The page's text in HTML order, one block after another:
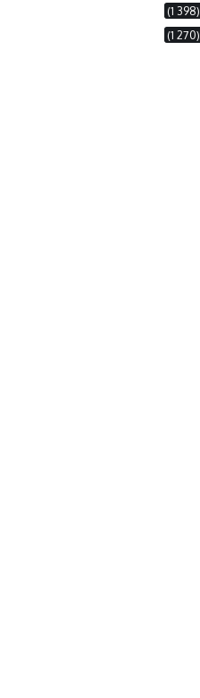
(1 398)
(1 270)